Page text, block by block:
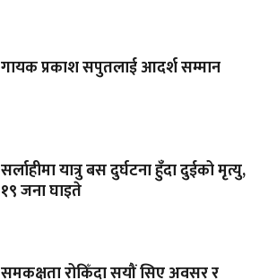
गायक प्रकाश सपुतलाई आदर्श सम्मान
सर्लाहीमा यात्रु बस दुर्घटना हुँदा दुईको मृत्यु,
१९ जना घाइते
समकक्षता रोकिँदा सयौं सिए अवसर र